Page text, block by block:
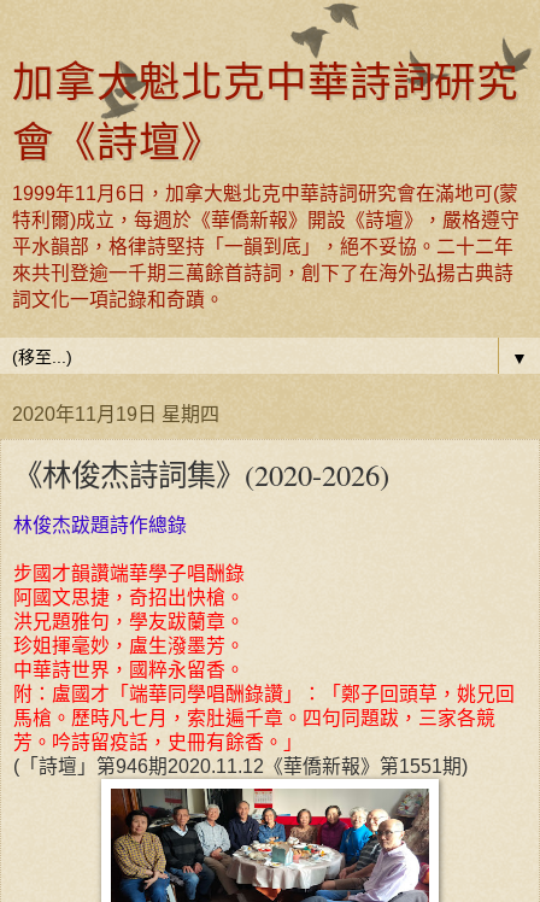
加拿大魁北克中華詩詞研究
會《詩壇》
1999年11月6日，加拿大魁北克中華詩詞研究會在滿地可(蒙
特利爾)成立，每週於《華僑新報》開設《詩壇》，嚴格遵守
平水韻部，格律詩堅持「一韻到底」，絕不妥協。二十二年
來共刊登逾一千期三萬餘首詩詞，創下了在海外弘揚古典詩
詞文化一項記錄和奇蹟。
▼
2020年11月19日 星期四
《林俊杰詩詞集》(2020-2026)
林俊杰跋題詩作總錄
步國才韻讚端華學子唱酬錄
阿國文思捷，奇招出快槍。
洪兄題雅句，學友跋蘭章。
珍姐揮毫妙，盧生潑墨芳。
中華詩世界，國粹永留香。
附：盧國才「端華同學唱酬錄讚」：「鄭子回頭草，姚兄回
馬槍。歷時凡七月，索肚遍千章。四句同題跋，三家各競
芳。吟詩留疫話，史冊有餘香。」
(「詩壇」第946期2020.11.12《華僑新報》第1551期)